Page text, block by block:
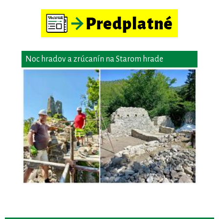
Noc hradov a zrúcanín na Starom hrade